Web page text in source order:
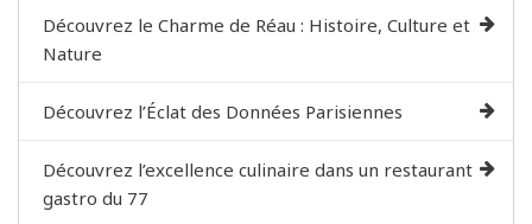
Découvrez le Charme de Réau : Histoire, Culture et
Nature
Découvrez l’Éclat des Données Parisiennes
Découvrez l’excellence culinaire dans un restaurant
gastro du 77